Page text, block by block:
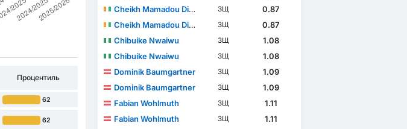
Процентиль
62
62
Cheikh Mamadou Diabaté
ЗЩ
0.87
Cheikh Mamadou Diabaté
ЗЩ
0.87
Chibuike Nwaiwu
ЗЩ
1.08
Chibuike Nwaiwu
ЗЩ
1.08
Dominik Baumgartner
ЗЩ
1.09
Dominik Baumgartner
ЗЩ
1.09
Fabian Wohlmuth
ЗЩ
1.11
Fabian Wohlmuth
ЗЩ
1.11